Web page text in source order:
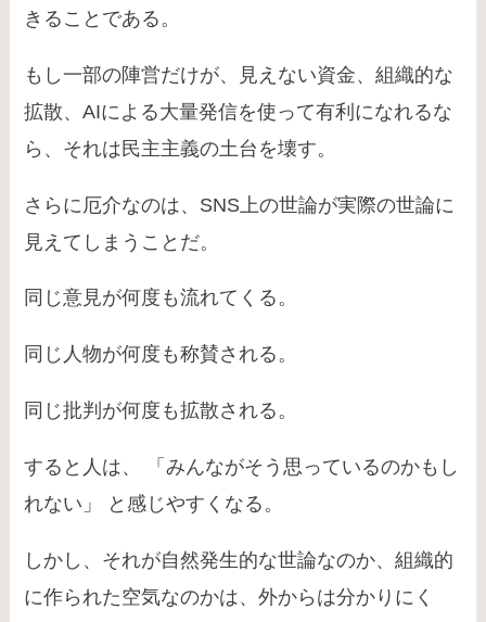
きることである。
もし一部の陣営だけが、見えない資金、組織的な
拡散、AIによる大量発信を使って有利になれるな
ら、それは民主主義の土台を壊す。
さらに厄介なのは、SNS上の世論が実際の世論に
見えてしまうことだ。
同じ意見が何度も流れてくる。
同じ人物が何度も称賛される。
同じ批判が何度も拡散される。
すると人は、 「みんながそう思っているのかもし
れない」 と感じやすくなる。
しかし、それが自然発生的な世論なのか、組織的
に作られた空気なのかは、外からは分かりにく